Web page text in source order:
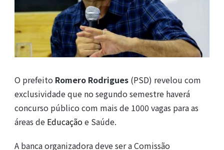
O prefeito Romero Rodrigues(PSD) revelou com
exclusividade que no segundo semestre haverá
concurso público com mais de 1000 vagas para as
áreas de Educaçãoe Saúde.
A banca organizadora deve ser a Comissão